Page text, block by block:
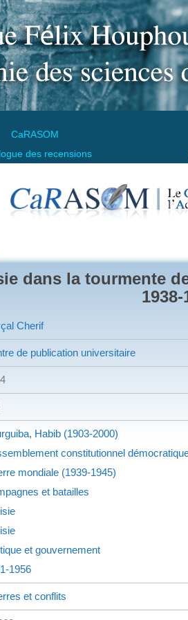
CaRASOM
des recensions
dans la tourmente
1938-
Cherif
de publication universitaire
Habib (1903-2000)
constitutionnel
mondiale (1939-1945)
et batailles
et gouvernement
1956
et conflits